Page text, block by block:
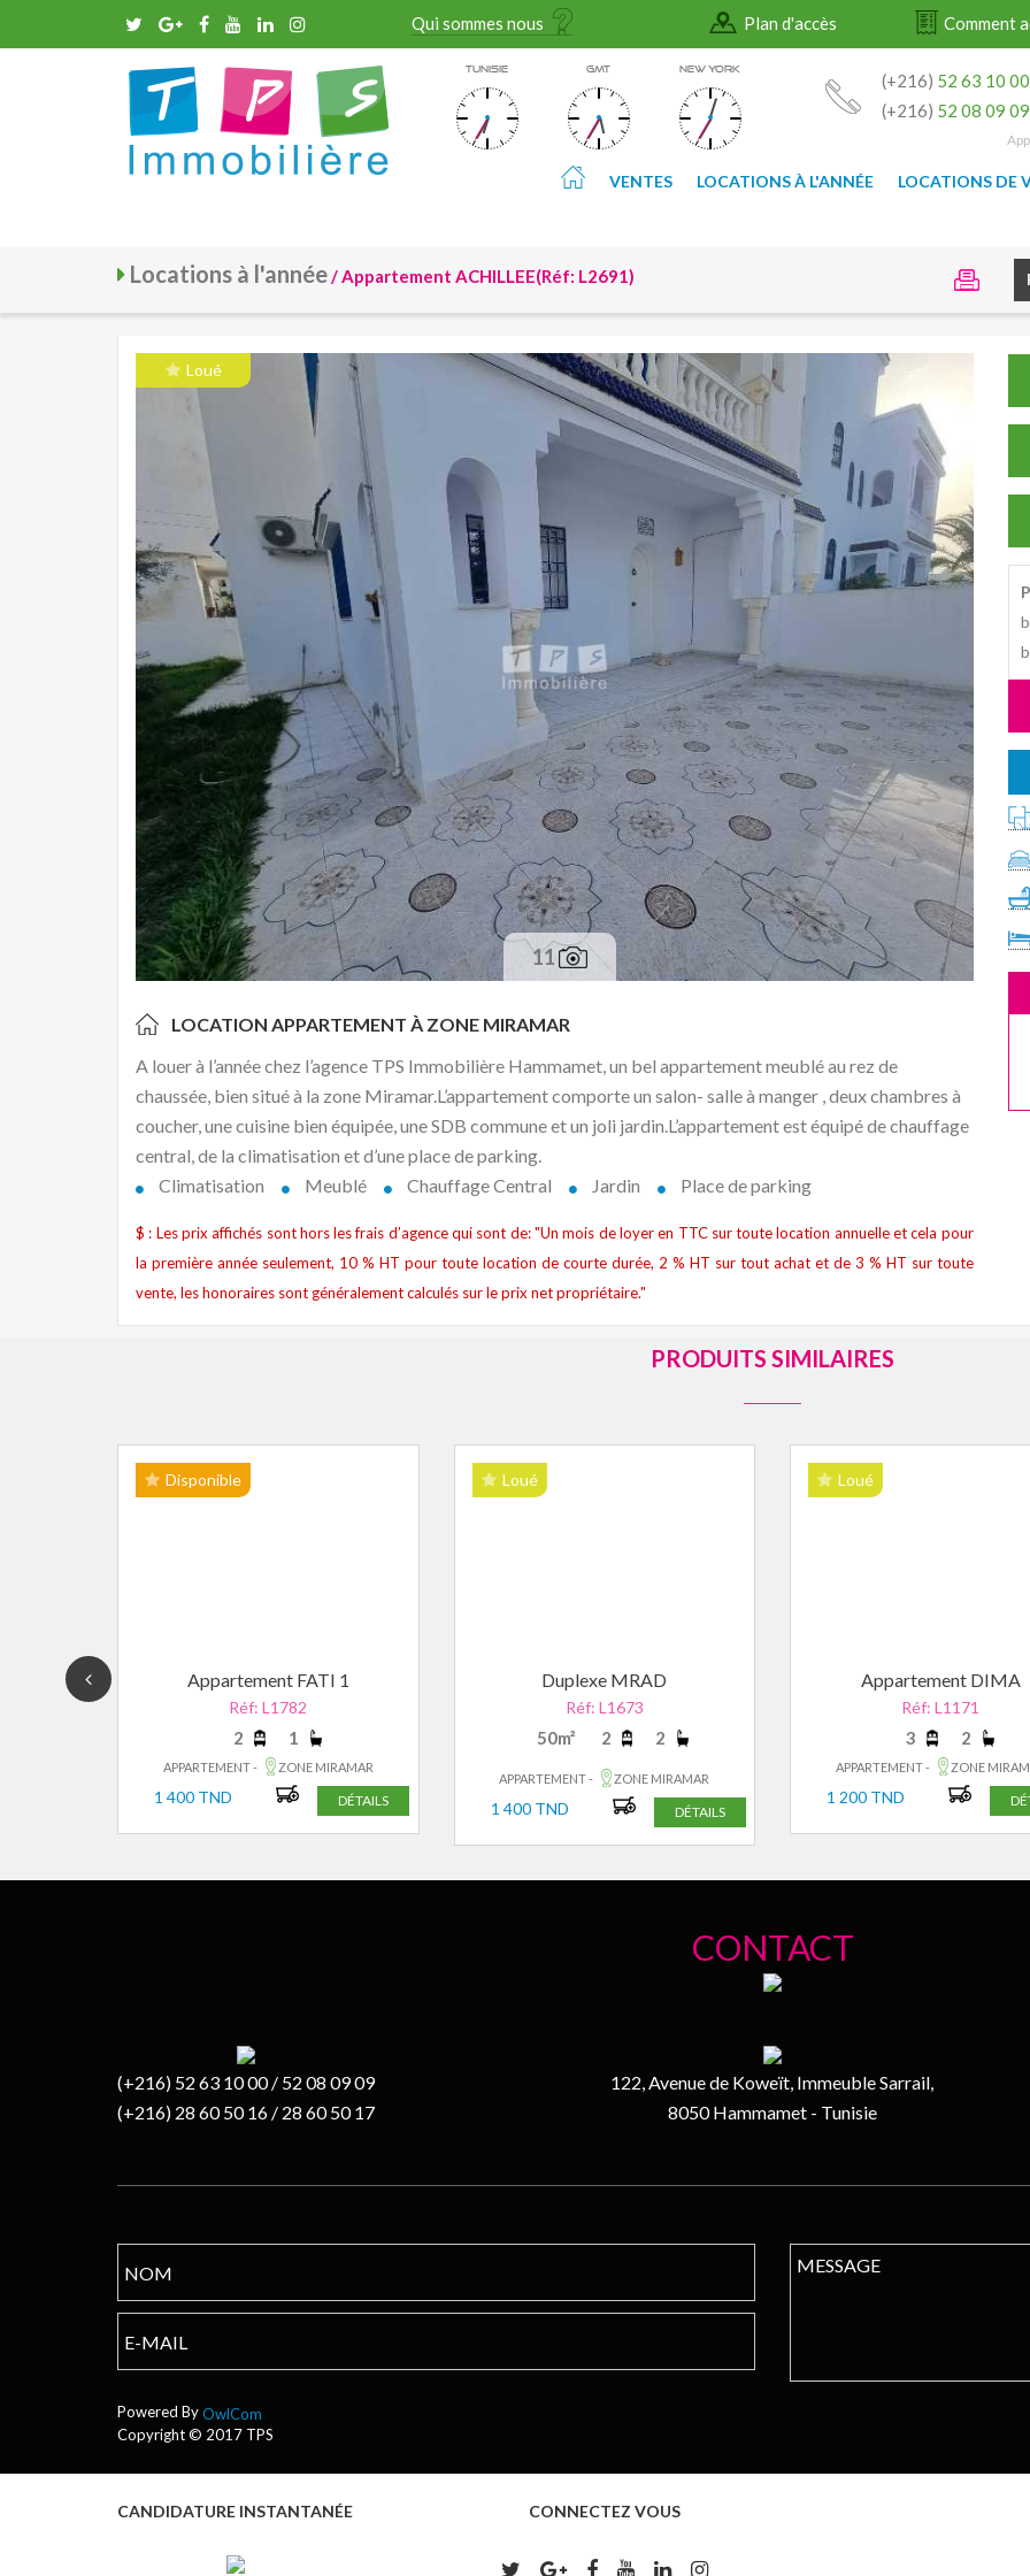
Qui sommes nous Plan d'accès Comment
Tunisie GMT NEW YORK
(+216) 52 63 10 00
(+216) 52 08 09 09
VENTES LOCATIONS À L'ANNÉE LOCATIONS DE
Locations à l'année/ Appartement ACHILLEE(Réf: L2691)
Loué
11
LOCATION APPARTEMENT À ZONE MIRAMAR
A louer à l’année chez l’agence TPS Immobilière Hammamet, un bel appartement meublé au rez de
chaussée, bien situé à la zone Miramar.L’appartement comporte un salon- salle à manger , deux chambres à
coucher, une cuisine bien équipée, une SDB commune et un joli jardin.L’appartement est équipé de chauffage
central, de la climatisation et d’une place de parking.
Climatisation
Meublé Chauffage Central Jardin Place de parking
$ : Les prix affichés sont hors les frais d’agence qui sont de: "Un mois de loyer en TTC sur toute location annuelle et cela pour
la première année seulement, 10 % HT pour toute location de courte durée, 2 % HT sur tout achat et de 3 % HT sur toute
vente, les honoraires sont généralement calculés sur le prix net propriétaire."
PRODUITS SIMILAIRES
Disponible
Appartement FATI 1
Réf: L1782
2 1
APPARTEMENT - ZONE MIRAMAR
1 400 TND DÉTAILS
Loué
Duplexe MRAD
Réf: L1673
50m² 2 2
APPARTEMENT - ZONE MIRAMAR
1 400 TND DÉTAILS
Loué
Appartement DIMA
Réf: L1171
3 2
APPARTEMENT - ZONE
1 200 TND
CONTACT
(+216) 52 63 10 00 / 52 08 09 09
(+216) 28 60 50 16 / 28 60 50 17
122, Avenue de Koweït, Immeuble Sarrail,
8050 Hammamet - Tunisie
Powered ByOwlCom
Copyright © 2017 TPS
CANDIDATURE INSTANTANÉE CONNECTEZ VOUS